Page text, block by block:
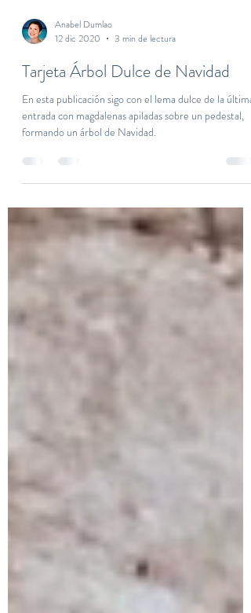
Anabel Dumlao
12 dic 2020
3 min de lectura
Tarjeta Árbol Dulce de Navidad
En esta publicación sigo con el lema dulce de la última
formando un árbol de Navidad.